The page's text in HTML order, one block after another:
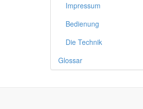
Impressum
Bedienung
Die Technik
Glossar